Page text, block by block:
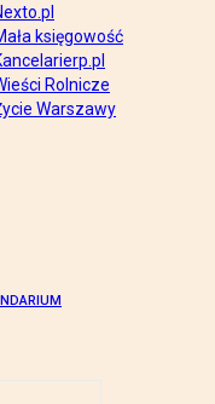
księgowość
Rolnicze
Warszawy